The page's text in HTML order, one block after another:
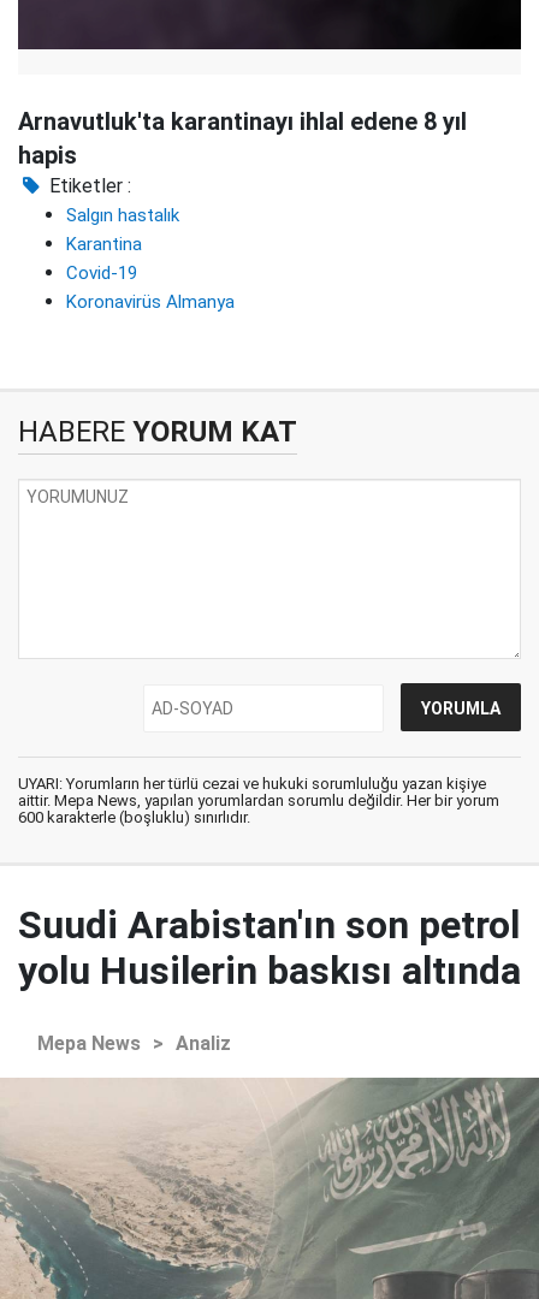
Arnavutluk'ta karantinayı ihlal edene 8 yıl
hapis
Etiketler :
Salgın hastalık
Karantina
Covid-19
Koronavirüs Almanya
HABERE YORUM KAT
UYARI: Yorumların her türlü cezai ve hukuki sorumluluğu yazan kişiye
aittir. Mepa News, yapılan yorumlardan sorumlu değildir. Her bir yorum
600 karakterle (boşluklu) sınırlıdır.
Suudi Arabistan'ın son petrol
yolu Husilerin baskısı altında
Mepa News > Analiz